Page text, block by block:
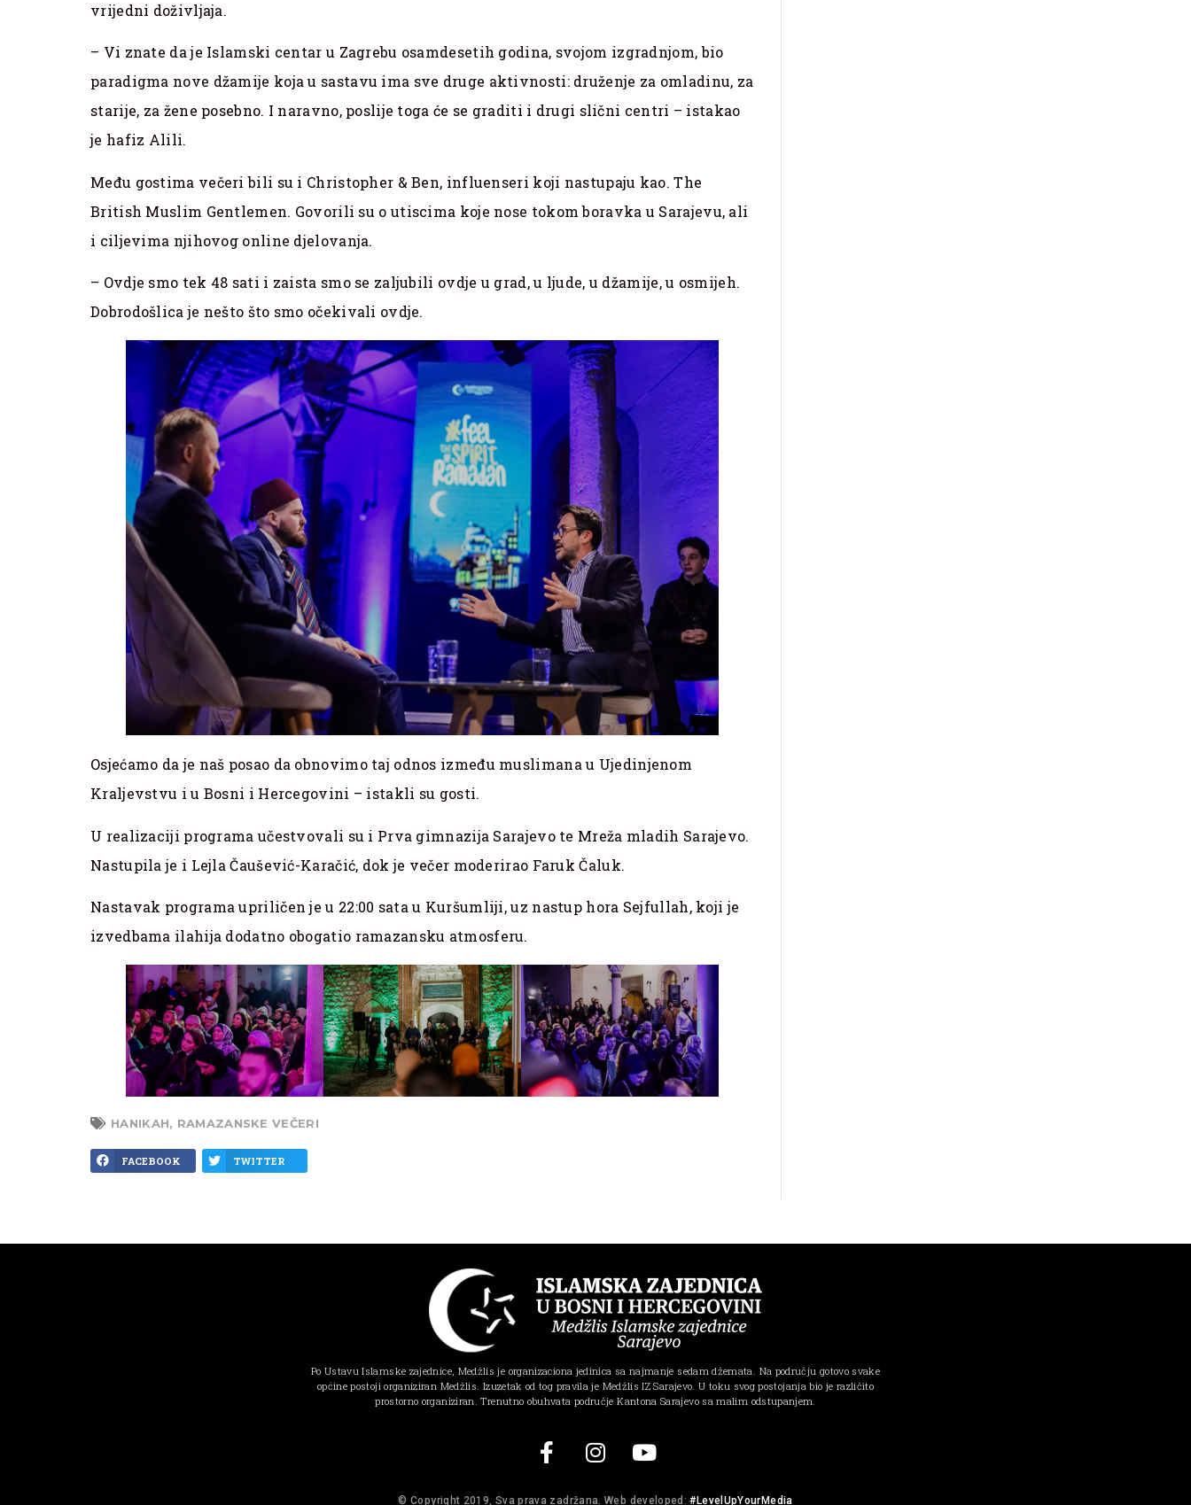
vrijedni doživljaja.
– Vi znate da je Islamski centar u Zagrebu osamdesetih godina, svojom izgradnjom, bio
paradigma nove džamije koja u sastavu ima sve druge aktivnosti: druženje za omladinu, za
starije, za žene posebno. I naravno, poslije toga će se graditi i drugi slični centri – istakao
je hafiz Alili.
Među gostima večeri bili su i Christopher & Ben, influenseri koji nastupaju kao. The
British Muslim Gentlemen. Govorili su o utiscima koje nose tokom boravka u Sarajevu, ali
i ciljevima njihovog online djelovanja.
– Ovdje smo tek 48 sati i zaista smo se zaljubili ovdje u grad, u ljude, u džamije, u osmijeh.
Dobrodošlica je nešto što smo očekivali ovdje.
Osjećamo da je naš posao da obnovimo taj odnos između muslimana u Ujedinjenom
Kraljevstvu i u Bosni i Hercegovini – istakli su gosti.
U realizaciji programa učestvovali su i Prva gimnazija Sarajevo te Mreža mladih Sarajevo.
Nastupila je i Lejla Čaušević-Karačić, dok je večer moderirao Faruk Čaluk.
Nastavak programa upriličen je u 22:00 sata u Kuršumliji, uz nastup hora Sejfullah, koji je
izvedbama ilahija dodatno obogatio ramazansku atmosferu.
HANIKAH, RAMAZANSKE VEČERI
FACEBOOK TWITTER
Po Ustavu Islamske zajednice, Medžlis je organizaciona jedinica sa najmanje sedam džemata. Na području gotovo svake
općine postoji organiziran Medžlis. Izuzetak od tog pravila je Medžlis IZ Sarajevo. U toku svog postojanja bio je različito
prostorno organiziran. Trenutno obuhvata područje Kantona Sarajevo sa malim odstupanjem.
© Copyright 2019, Sva prava zadržana. Web developed:#LevelUpYourMedia